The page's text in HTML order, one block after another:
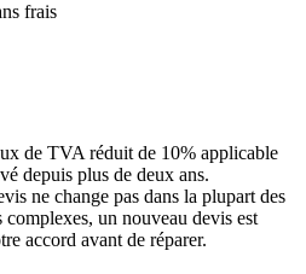
frais
de TVA réduit de 10% applicable
depuis plus de deux ans.
ne change pas dans la plupart des
un nouveau devis est
accord avant de réparer.